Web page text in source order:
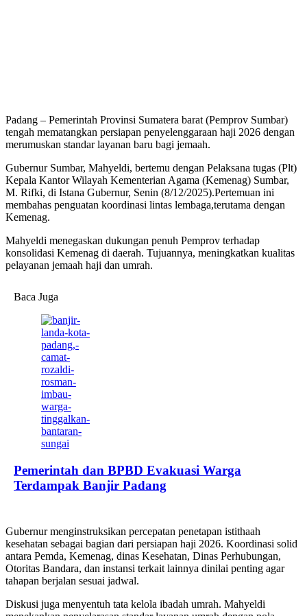
Padang – Pemerintah Provinsi Sumatera barat (Pemprov Sumbar)
tengah mematangkan persiapan penyelenggaraan haji 2026 dengan
merumuskan standar layanan baru bagi jemaah.
Gubernur Sumbar, Mahyeldi, bertemu dengan Pelaksana tugas (Plt)
Kepala Kantor Wilayah Kementerian Agama (Kemenag) Sumbar,
M. Rifki, di Istana Gubernur, Senin (8/12/2025).Pertemuan ini
membahas penguatan koordinasi lintas lembaga,terutama dengan
Kemenag.
Mahyeldi menegaskan dukungan penuh Pemprov terhadap
konsolidasi Kemenag di daerah. Tujuannya, meningkatkan kualitas
pelayanan jemaah haji dan umrah.
Baca Juga
Pemerintah dan BPBD Evakuasi Warga
Terdampak Banjir Padang
Gubernur menginstruksikan percepatan penetapan istithaah
kesehatan sebagai bagian dari persiapan haji 2026. Koordinasi solid
antara Pemda, Kemenag, dinas Kesehatan, Dinas Perhubungan,
Otoritas Bandara, dan instansi terkait lainnya dinilai penting agar
tahapan berjalan sesuai jadwal.
Diskusi juga menyentuh tata kelola ibadah umrah. Mahyeldi